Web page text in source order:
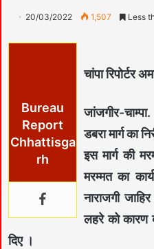
20/03/2022 1,507 Less
Bureau
Report
Chhattisga
rh
चांपा रिपोर्टर
जांजगीर-
डबरा मार्ग का
इस मार्ग की
मरम्मत का
नाराजगी
लहरे को कारण
दिए ।